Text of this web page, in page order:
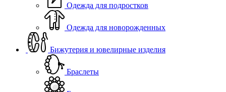
Одежда для подростков
Одежда для новорожденных
Бижутерия и ювелирные изделия
Браслеты